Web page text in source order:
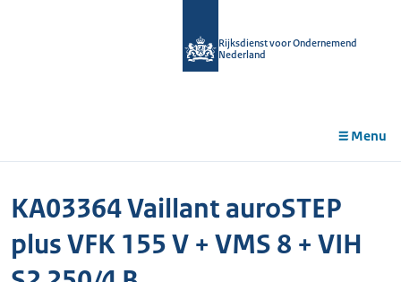
Rijksdienst voor Ondernemend
Nederland
Menu
KA03364 Vaillant auroSTEP
plus VFK 155 V + VMS 8 + VIH